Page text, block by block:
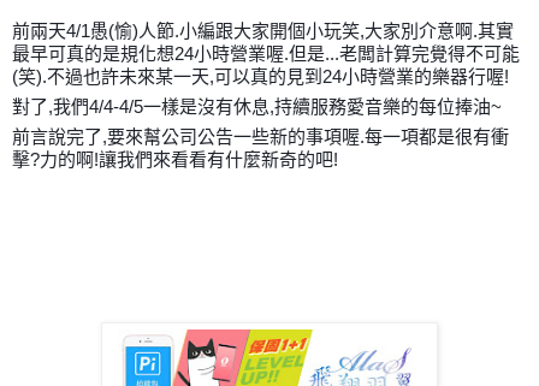
前兩天4/1愚(愉)人節.小編跟大家開個小玩笑,大家別介意啊.其實
最早可真的是規化想24小時營業喔.但是...老闆計算完覺得不可能
(笑).不過也許未來某一天,可以真的見到24小時營業的樂器行喔!
對了,我們4/4-4/5一樣是沒有休息,持續服務愛音樂的每位捧油~
前言說完了,要來幫公司公告一些新的事項喔.每一項都是很有衝
擊?力的啊!讓我們來看看有什麼新奇的吧!